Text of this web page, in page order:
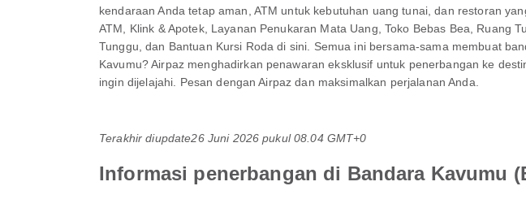
kendaraan Anda tetap aman, ATM untuk kebutuhan uang tunai, dan restoran
ATM, Klink & Apotek, Layanan Penukaran Mata Uang, Toko Bebas Bea, Ruang
Tunggu, dan Bantuan Kursi Roda di sini. Semua ini bersama-sama membuat
Kavumu? Airpaz menghadirkan penawaran eksklusif untuk penerbangan ke
ingin dijelajahi. Pesan dengan Airpaz dan maksimalkan perjalanan Anda.
Terakhir diupdate26 Juni 2026 pukul 08.04 GMT+0
Informasi penerbangan di Bandara Kavumu